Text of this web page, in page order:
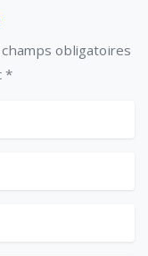
obligatoires
*